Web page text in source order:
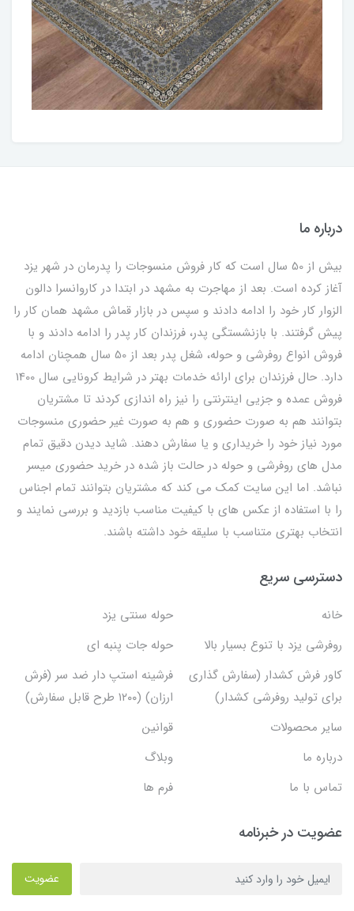
درباره ما
بیش از 50 سال است که کار فروش منسوجات را پدرمان در شهر یزد
آغاز کرده است. بعد از مهاجرت به مشهد در ابتدا در کاروانسرا دالون
الزوار کار خود را ادامه دادند و سپس در بازار قماش مشهد همان کار را
پیش گرفتند. با بازنشستگی پدر، فرزندان کار پدر را ادامه دادند و با
فروش انواع روفرشی و حوله، شغل پدر بعد از 50 سال همچنان ادامه
دارد. حال فرزندان برای ارائه خدمات بهتر در شرایط کرونایی سال 1400
فروش عمده و جزیی اینترنتی را نیز راه اندازی کردند تا مشتریان
بتوانند هم به صورت حضوری و هم به صورت غیر حضوری منسوجات
مورد نیاز خود را خریداری و یا سفارش دهند. شاید دیدن دقیق تمام
مدل های روفرشی و حوله در حالت باز شده در خرید حضوری میسر
نباشد. اما این سایت کمک می کند که مشتریان بتوانند تمام اجناس
را با استفاده از عکس های با کیفیت مناسب بازدید و بررسی نمایند و
انتخاب بهتری متناسب با سلیقه خود داشته باشند.
دسترسی سریع
خانه
حوله سنتی یزد
روفرشی یزد با تنوع بسیار بالا
حوله جات پنبه ای
کاور فرش کشدار (سفارش گذاری
برای تولید روفرشی کشدار)
فرشینه استپ دار ضد سر (فرش
ارزان) (۱۲۰۰ طرح قابل سفارش)
سایر محصولات
قوانین
درباره ما
وبلاگ
تماس با ما
فرم ها
عضویت در خبرنامه
عضویت